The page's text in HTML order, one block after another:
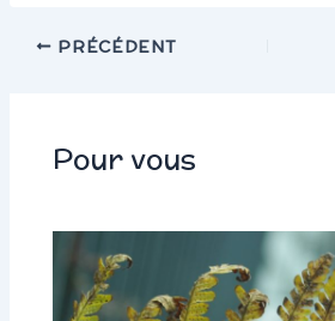
PRÉCÉDENT
Pour vous